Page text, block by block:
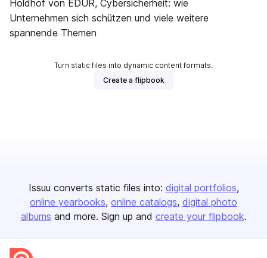
Holdhof von EDUR, Cybersicherheit: wie
Unternehmen sich schützen und viele weitere
spannende Themen
Turn static files into dynamic content formats.
Create a flipbook
Issuu converts static files into: digital portfolios
online yearbooks online catalogs digital photo
albums and more. Sign up and create your flipbook.